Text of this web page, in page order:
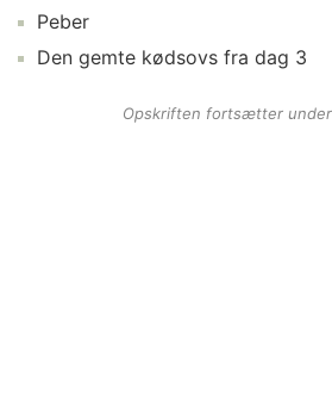
Peber
Den gemte kødsovs fra dag 3
Opskriften fortsætter